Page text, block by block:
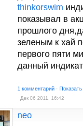
thinkorswim
показывал в
прошлого
зеленым к хай
первого пяти
данный
1 комментарий ·
Дек 06 2011, 16:42
neo